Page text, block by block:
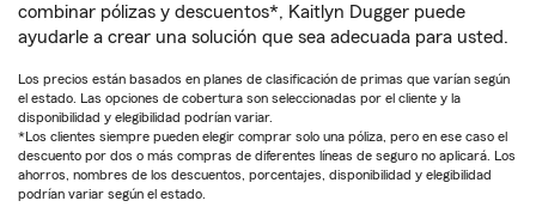
combinar pólizas y descuentos*, Kaitlyn Dugger puede
ayudarle a crear una solución que sea adecuada para usted.
Los precios están basados en planes de clasificación de primas que varían según
el estado. Las opciones de cobertura son seleccionadas por el cliente y la
disponibilidad y elegibilidad podrían variar.
*Los clientes siempre pueden elegir comprar solo una póliza, pero en ese caso el
descuento por dos o más compras de diferentes líneas de seguro no aplicará. Los
ahorros, nombres de los descuentos, porcentajes, disponibilidad y elegibilidad
podrían variar según el estado.